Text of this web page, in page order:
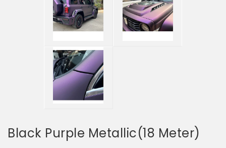
Black Purple Metallic(18 Meter)